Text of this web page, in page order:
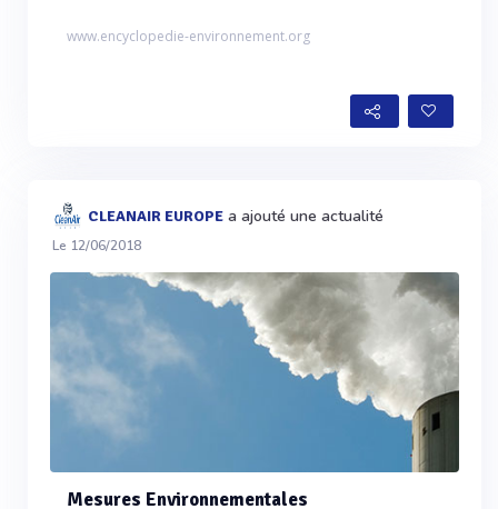
www.encyclopedie-environnement.org
CLEANAIR EUROPE a ajouté une actualité
Le 12/06/2018
Mesures Environnementales